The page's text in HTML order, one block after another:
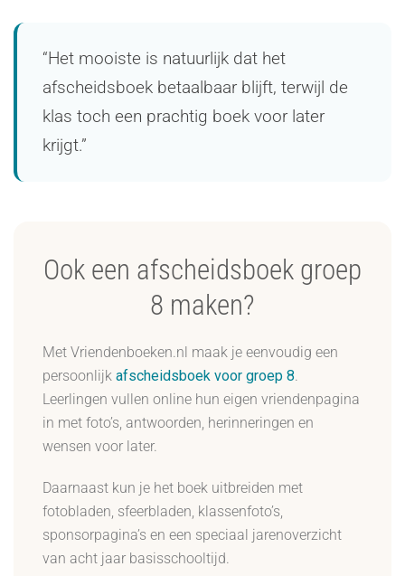
“Het mooiste is natuurlijk dat het
afscheidsboek betaalbaar blijft, terwijl de
klas toch een prachtig boek voor later
krijgt.”
Ook een afscheidsboek groep
8 maken?
Met Vriendenboeken.nl maak je eenvoudig een
persoonlijk afscheidsboek voor groep 8.
Leerlingen vullen online hun eigen vriendenpagina
in met foto’s, antwoorden, herinneringen en
wensen voor later.
Daarnaast kun je het boek uitbreiden met
fotobladen, sfeerbladen, klassenfoto’s,
sponsorpagina’s en een speciaal jarenoverzicht
van acht jaar basisschooltijd.